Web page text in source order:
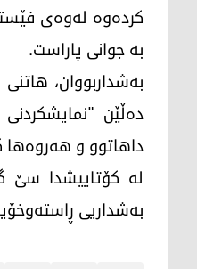
کردەوە لەوەی
بە جوانی پاراست.
بەشداربووان،
دەڵێن
داهاتوو و
لە کۆتاییشدا سێ
بەشداریی